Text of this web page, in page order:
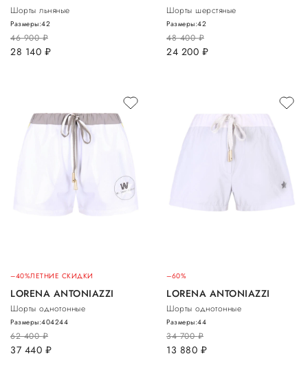
Шорты льняные
46 900руб.
28 140 руб.
Размеры:42
Шорты шерстяные
48 400руб.
24 200 руб.
Размеры:42
–40%ЛЕТНИЕ СКИДКИ
LORENA ANTONIAZZI
Шорты однотонные
62 400руб.
37 440 руб.
Размеры:404244
–60%
LORENA ANTONIAZZI
Шорты однотонные
34 700руб.
13 880 руб.
Размеры:44